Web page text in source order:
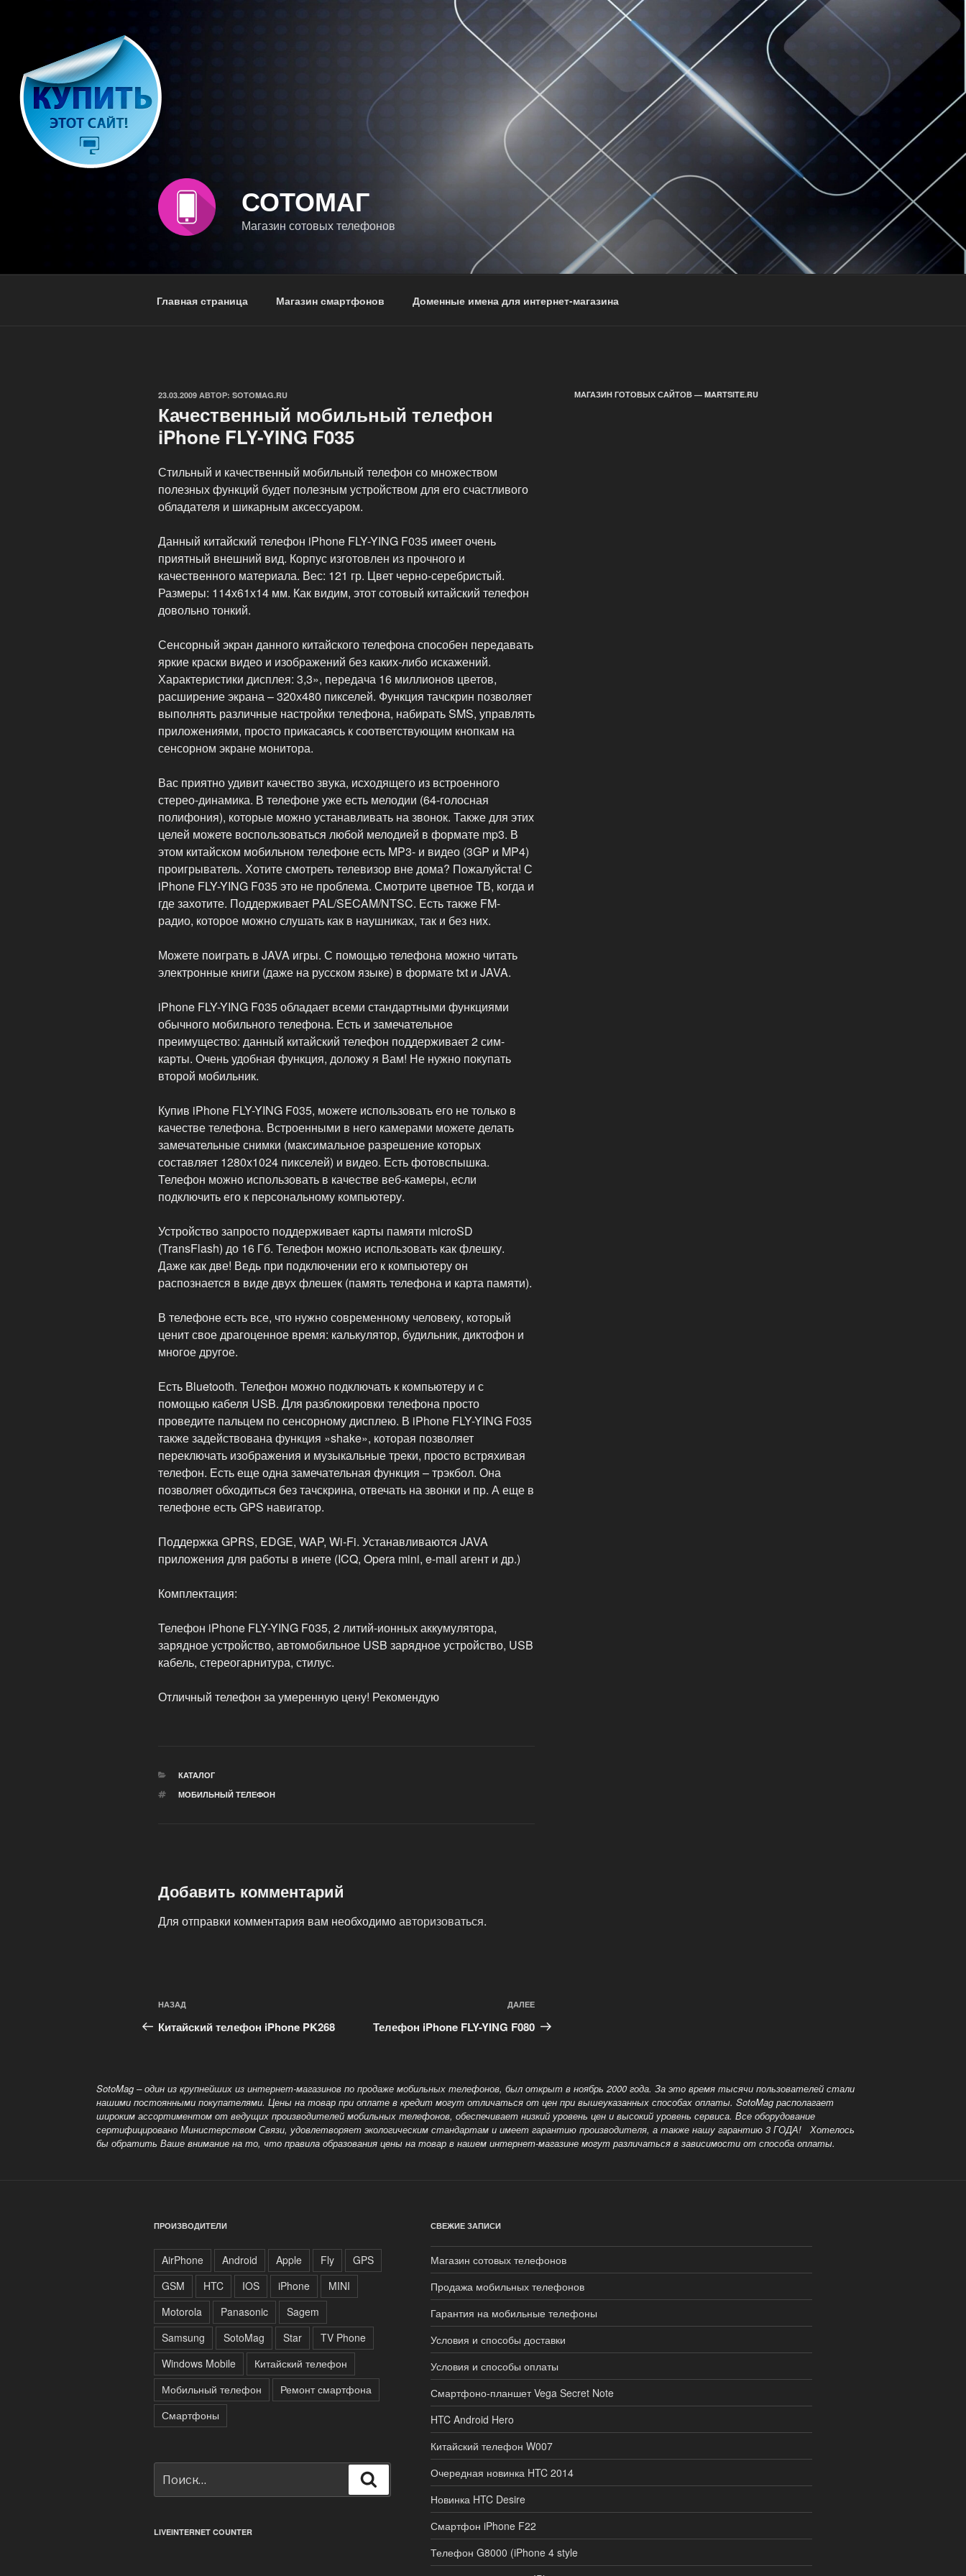
СОТОМАГ
Магазин сотовых телефонов
Главная страница Магазин смартфонов Доменные имена для интернет-магазина
ОПУБЛИКОВАНО
23.03.2009 АВТОР: SOTOMAG.RU
Качественный мобильный телефон
iPhone FLY-YING F035
Стильный и качественный мобильный телефон со множеством
полезных функций будет полезным устройством для его счастливого
обладателя и шикарным аксессуаром.
Данный китайский телефон iPhone FLY-YING F035 имеет очень
приятный внешний вид. Корпус изготовлен из прочного и
качественного материала. Вес: 121 гр. Цвет черно-серебристый.
Размеры: 114х61х14 мм. Как видим, этот сотовый китайский телефон
довольно тонкий.
Сенсорный экран данного китайского телефона способен передавать
яркие краски видео и изображений без каких-либо искажений.
Характеристики дисплея: 3,3», передача 16 миллионов цветов,
расширение экрана – 320х480 пикселей. Функция тачскрин позволяет
выполнять различные настройки телефона, набирать SMS, управлять
приложениями, просто прикасаясь к соответствующим кнопкам на
сенсорном экране монитора.
Вас приятно удивит качество звука, исходящего из встроенного
стерео-динамика. В телефоне уже есть мелодии (64-голосная
полифония), которые можно устанавливать на звонок. Также для этих
целей можете воспользоваться любой мелодией в формате mp3. В
этом китайском мобильном телефоне есть MP3- и видео (3GP и MP4)
проигрыватель. Хотите смотреть телевизор вне дома? Пожалуйста! С
iPhone FLY-YING F035 это не проблема. Смотрите цветное ТВ, когда и
где захотите. Поддерживает PAL/SECAM/NTSC. Есть также FM-
радио, которое можно слушать как в наушниках, так и без них.
Можете поиграть в JAVA игры. С помощью телефона можно читать
электронные книги (даже на русском языке) в формате txt и JAVA.
iPhone FLY-YING F035 обладает всеми стандартными функциями
обычного мобильного телефона. Есть и замечательное
преимущество: данный китайский телефон поддерживает 2 сим-
карты. Очень удобная функция, доложу я Вам! Не нужно покупать
второй мобильник.
Купив iPhone FLY-YING F035, можете использовать его не только в
качестве телефона. Встроенными в него камерами можете делать
замечательные снимки (максимальное разрешение которых
составляет 1280х1024 пикселей) и видео. Есть фотовспышка.
Телефон можно использовать в качестве веб-камеры, если
подключить его к персональному компьютеру.
Устройство запросто поддерживает карты памяти microSD
(TransFlash) до 16 Гб. Телефон можно использовать как флешку.
Даже как две! Ведь при подключении его к компьютеру он
распознается в виде двух флешек (память телефона и карта памяти).
В телефоне есть все, что нужно современному человеку, который
ценит свое драгоценное время: калькулятор, будильник, диктофон и
многое другое.
Есть Bluetooth. Телефон можно подключать к компьютеру и с
помощью кабеля USB. Для разблокировки телефона просто
проведите пальцем по сенсорному дисплею. В iPhone FLY-YING F035
также задействована функция »shake», которая позволяет
переключать изображения и музыкальные треки, просто встряхивая
телефон. Есть еще одна замечательная функция – трэкбол. Она
позволяет обходиться без тачскрина, отвечать на звонки и пр. А еще в
телефоне есть GPS навигатор.
Поддержка GPRS, EDGE, WAP, Wi-Fi. Устанавливаются JAVA
приложения для работы в инете (ICQ, Opera mini, e-mail агент и др.)
Комплектация:
Телефон iPhone FLY-YING F035, 2 литий-ионных аккумулятора,
зарядное устройство, автомобильное USB зарядное устройство, USB
кабель, стереогарнитура, стилус.
Отличный телефон за умеренную цену! Рекомендую
РУБРИКИ
КАТАЛОГ
МЕТКИ
МОБИЛЬНЫЙ ТЕЛЕФОН
Добавить комментарий
Для отправки комментария вам необходимоавторизоваться.
Навигация
по
Предыдущая
запись:
НАЗАД
Китайский телефон iPhone PK268
запись
ДАЛЕЕ
Телефон iPhone FLY-YING F080
МАГАЗИН ГОТОВЫХ САЙТОВ — MARTSITE.RU
SotoMag – один из крупнейших из интернет-магазинов по продаже мобильных телефонов, был открыт в ноябрь 2000 года. За это время тысячи пользователей стали
нашими постоянными покупателями. Цены на товар при оплате в кредит могут отличаться от цен при вышеуказанных способах оплаты.SotoMag располагает
широким ассортиментом от ведущих производителей мобильных телефонов, обеспечивает низкий уровень цен и высокий уровень сервиса. Все оборудование
сертифицировано Министерством Связи, удовлетворяет экологическим стандартам и имеет гарантию производителя, а также нашу гарантию 3 ГОДА!Хотелось
бы обратить Ваше внимание на то, что правила образования цены на товар в нашем интернет-магазине могут различаться в зависимости от способа оплаты.
ПРОИЗВОДИТЕЛИ
AirPhone Android Apple Fly
GPS
GSM
HTC IOS iPhone
MINI
Motorola
Panasonic
Sagem
Samsung
SotoMag Star
TV Phone
Windows Mobile
Китайский телефон
Мобильный телефон
Ремонт смартфона
Смартфоны
LIVEINTERNET COUNTER
СВЕЖИЕ ЗАПИСИ
Магазин сотовых телефонов
Продажа мобильных телефонов
Гарантия на мобильные телефоны
Условия и способы доставки
Условия и способы оплаты
Смартфоно-планшет Vega Secret Note
HTC Android Hero
Китайский телефон W007
Очередная новинка HTC 2014
Новинка HTC Desire
Смартфон iPhone F22
Телефон G8000 (iPhone 4 style